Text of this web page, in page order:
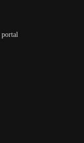
portal